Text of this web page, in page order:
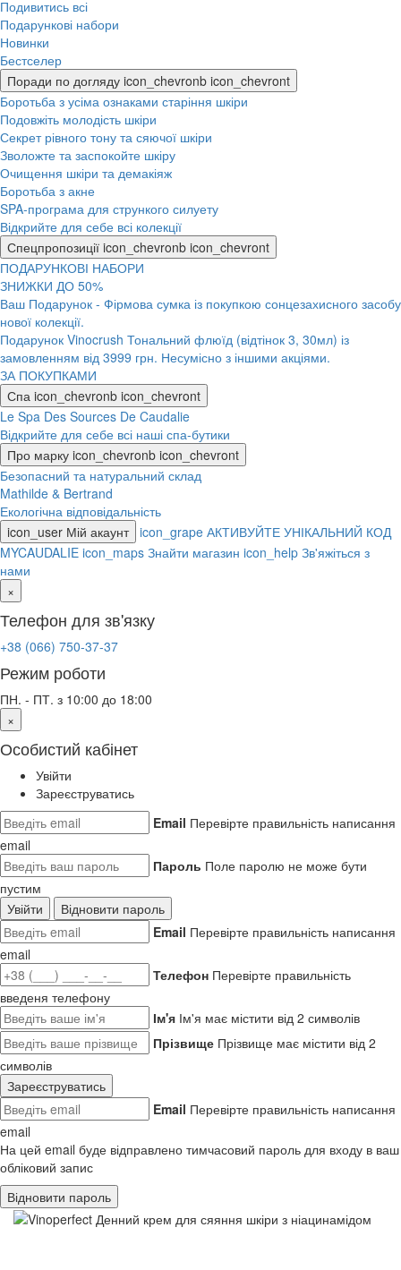
Подивитись всі
Подарункові набори
Новинки
Бестселер
Поради по догляду icon_chevronb icon_chevront
Боротьба з усіма ознаками старіння шкіри
Подовжіть молодість шкіри
Секрет рівного тону та сяючої шкіри
Зволожте та заспокойте шкіру
Очищення шкіри та демакіяж
Боротьба з акне
SPA-програма для стрункого силуету
Відкрийте для себе всі колекції
Спецпропозиції icon_chevronb icon_chevront
ПОДАРУНКОВІ НАБОРИ
ЗНИЖКИ ДО 50%
Ваш Подарунок - Фірмова сумка із покупкою сонцезахисного засобу
нової колекції.
Подарунок Vinocrush Тональний флюїд (відтінок 3, 30мл) із
замовленням від 3999 грн. Несумісно з іншими акціями.
ЗА ПОКУПКАМИ
Спа icon_chevronb icon_chevront
Le Spa Des Sources De Caudalie
Відкрийте для себе всі наші спа-бутики
Про марку icon_chevronb icon_chevront
Безопасний та натуральний склад
Mathilde & Bertrand
Екологічна відповідальність
icon_user Мій акаунт icon_grape АКТИВУЙТЕ УНІКАЛЬНИЙ КОД
MYCAUDALIE icon_maps Знайти магазин icon_help Зв'яжіться з
нами
×
Телефон для зв'язку
+38 (066) 750-37-37
Режим роботи
ПН. - ПТ. з 10:00 до 18:00
×
Особистий кабінет
Увійти
Зареєструватись
Email Перевірте правильність написання
email
Пароль Поле паролю не може бути
пустим
Увійти
Відновити пароль
Email Перевірте правильність написання
email
Телефон Перевірте правильність
введеня телефону
Ім'я Ім'я має містити від 2 символів
Прізвище Прізвище має містити від 2
символів
Зареєструватись
Email Перевірте правильність написання
email
На цей email буде відправлено тимчасовий пароль для входу в ваш
обліковий запис
Відновити пароль